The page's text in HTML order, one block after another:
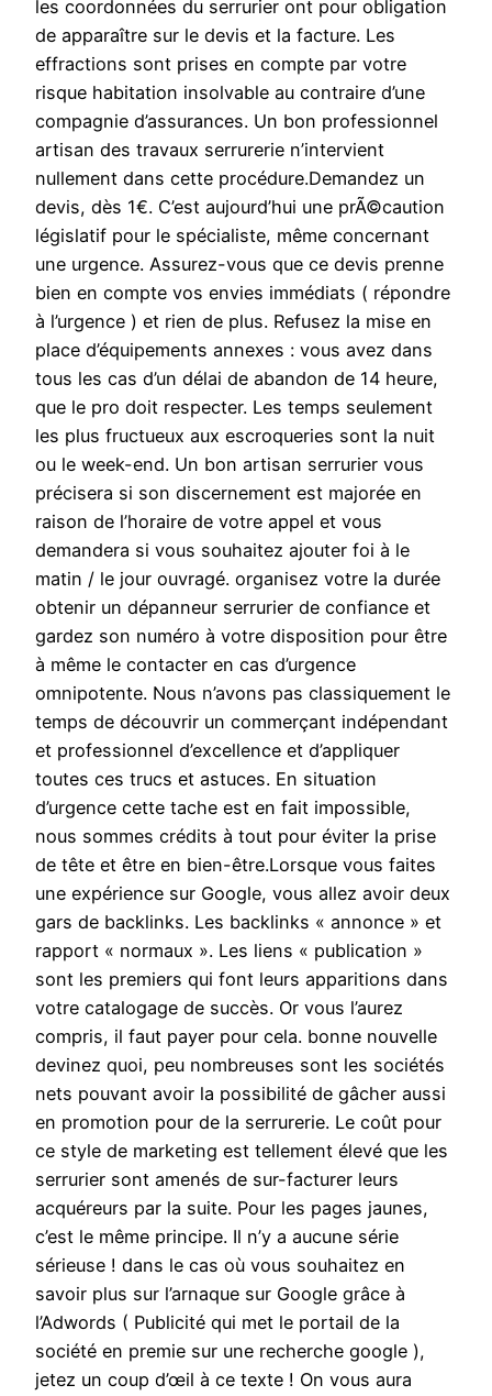
les coordonnées du serrurier ont pour obligation
de apparaître sur le devis et la facture. Les
effractions sont prises en compte par votre
risque habitation insolvable au contraire d’une
compagnie d’assurances. Un bon professionnel
artisan des travaux serrurerie n’intervient
nullement dans cette procédure.Demandez un
devis, dès 1€. C’est aujourd’hui une prÃ©caution
législatif pour le spécialiste, même concernant
une urgence. Assurez-vous que ce devis prenne
bien en compte vos envies immédiats ( répondre
à l’urgence ) et rien de plus. Refusez la mise en
place d’équipements annexes : vous avez dans
tous les cas d’un délai de abandon de 14 heure,
que le pro doit respecter. Les temps seulement
les plus fructueux aux escroqueries sont la nuit
ou le week-end. Un bon artisan serrurier vous
précisera si son discernement est majorée en
raison de l’horaire de votre appel et vous
demandera si vous souhaitez ajouter foi à le
matin / le jour ouvragé. organisez votre la durée
obtenir un dépanneur serrurier de confiance et
gardez son numéro à votre disposition pour être
à même le contacter en cas d’urgence
omnipotente. Nous n’avons pas classiquement le
temps de découvrir un commerçant indépendant
et professionnel d’excellence et d’appliquer
toutes ces trucs et astuces. En situation
d’urgence cette tache est en fait impossible,
nous sommes crédits à tout pour éviter la prise
de tête et être en bien-être.Lorsque vous faites
une expérience sur Google, vous allez avoir deux
gars de backlinks. Les backlinks « annonce » et
rapport « normaux ». Les liens « publication »
sont les premiers qui font leurs apparitions dans
votre catalogage de succès. Or vous l’aurez
compris, il faut payer pour cela. bonne nouvelle
devinez quoi, peu nombreuses sont les sociétés
nets pouvant avoir la possibilité de gâcher aussi
en promotion pour de la serrurerie. Le coût pour
ce style de marketing est tellement élevé que les
serrurier sont amenés de sur-facturer leurs
acquéreurs par la suite. Pour les pages jaunes,
c’est le même principe. Il n’y a aucune série
sérieuse ! dans le cas où vous souhaitez en
savoir plus sur l’arnaque sur Google grâce à
l’Adwords ( Publicité qui met le portail de la
société en premie sur une recherche google ),
jetez un coup d’œil à ce texte ! On vous aura